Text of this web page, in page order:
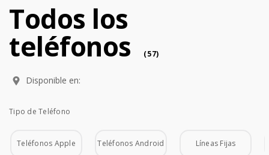
Todos los teléfonos (57 phone )
Todos los
teléfonos (57)
Disponible en:
Tipo de Teléfono
Teléfonos Apple Teléfonos Android Líneas Fijas